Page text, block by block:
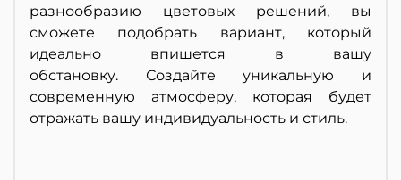
разнообразию цветовых решений, вы
сможете подобрать вариант, который
идеально впишется в вашу
обстановку. Создайте уникальную и
современную атмосферу, которая будет
отражать вашу индивидуальность и стиль.